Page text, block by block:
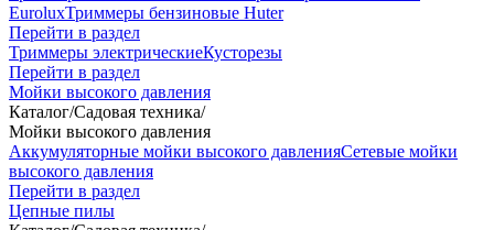
EuroluxТриммеры бензиновые Huter
Перейти в раздел
Триммеры электрическиеКусторезы
Перейти в раздел
Мойки высокого давления
Каталог/Садовая техника/
Мойки высокого давления
Аккумуляторные мойки высокого давленияСетевые мойки
высокого давления
Перейти в раздел
Цепные пилы